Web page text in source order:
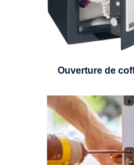
n'importe quel
Ouverture de
Un serrurier
choisir et
standard, à 5